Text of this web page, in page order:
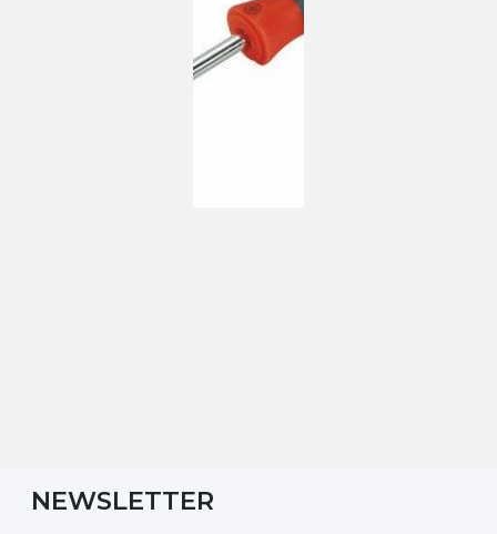
NEWSLETTER